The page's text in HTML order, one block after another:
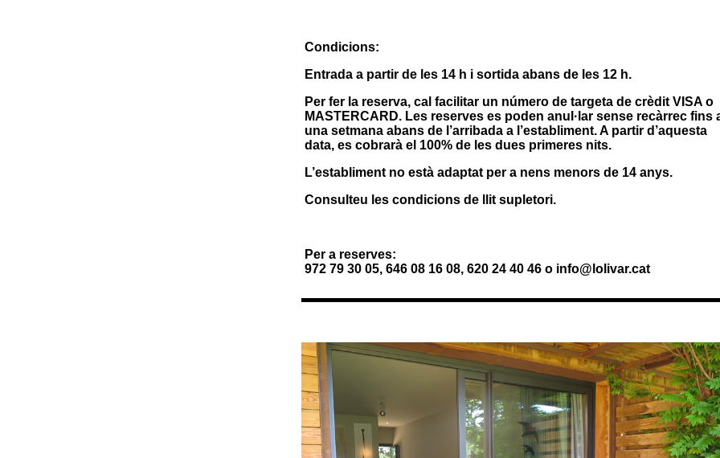
Condicions:
Entrada a partir de les 14 h i sortida abans de les 12 h.
Per fer la reserva, cal facilitar un número de targeta de crèdit VISA o
MASTERCARD. Les reserves es poden anul·lar sense recàrrec fins
una setmana abans de l’arribada a l’establiment. A partir d’aquesta
data, es cobrarà el 100% de les dues primeres nits.
L’establiment no està adaptat per a nens menors de 14 anys.
Consulteu les condicions de llit supletori.
Per a reserves:
972 79 30 05, 646 08 16 08, 620 24 40 46 o info@lolivar.cat